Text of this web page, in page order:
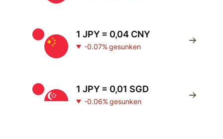
1 JPY = 0,04 CNY
-0.07% gesunken
1 JPY = 0,01 SGD
-0.06% gesunken